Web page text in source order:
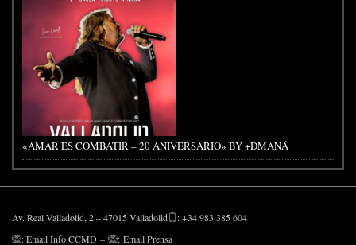
«AMAR ES COMBATIR – 20 ANIVERSARIO» BY +DMANÁ
Av. Real Valladolid, 2 – 47015 Valladolid
: +34 983 385 604
:Email Info CCMD – : Email Prensa